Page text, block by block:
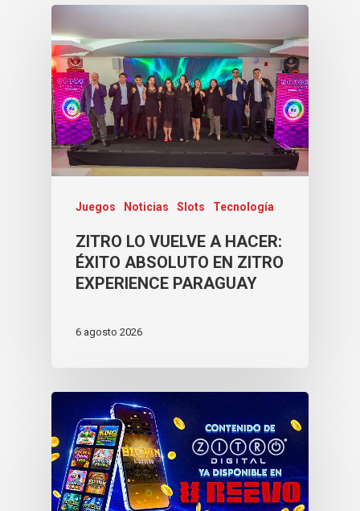
Juegos Noticias Slots Tecnología
ZITRO LO VUELVE A HACER:
ÉXITO ABSOLUTO EN ZITRO
EXPERIENCE PARAGUAY
6 agosto 2026